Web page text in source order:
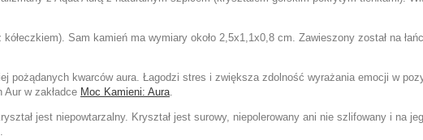
kółeczkiem). Sam kamień ma wymiary około 2,5x1,1x0,8 cm. Zawieszony został na
pożądanych kwarców aura. Łagodzi stres i zwiększa zdolność wyrażania emocji w
Aur w zakładce Moc Kamieni: Aura
jest niepowtarzalny. Kryształ jest surowy, niepolerowany ani nie szlifowany i na